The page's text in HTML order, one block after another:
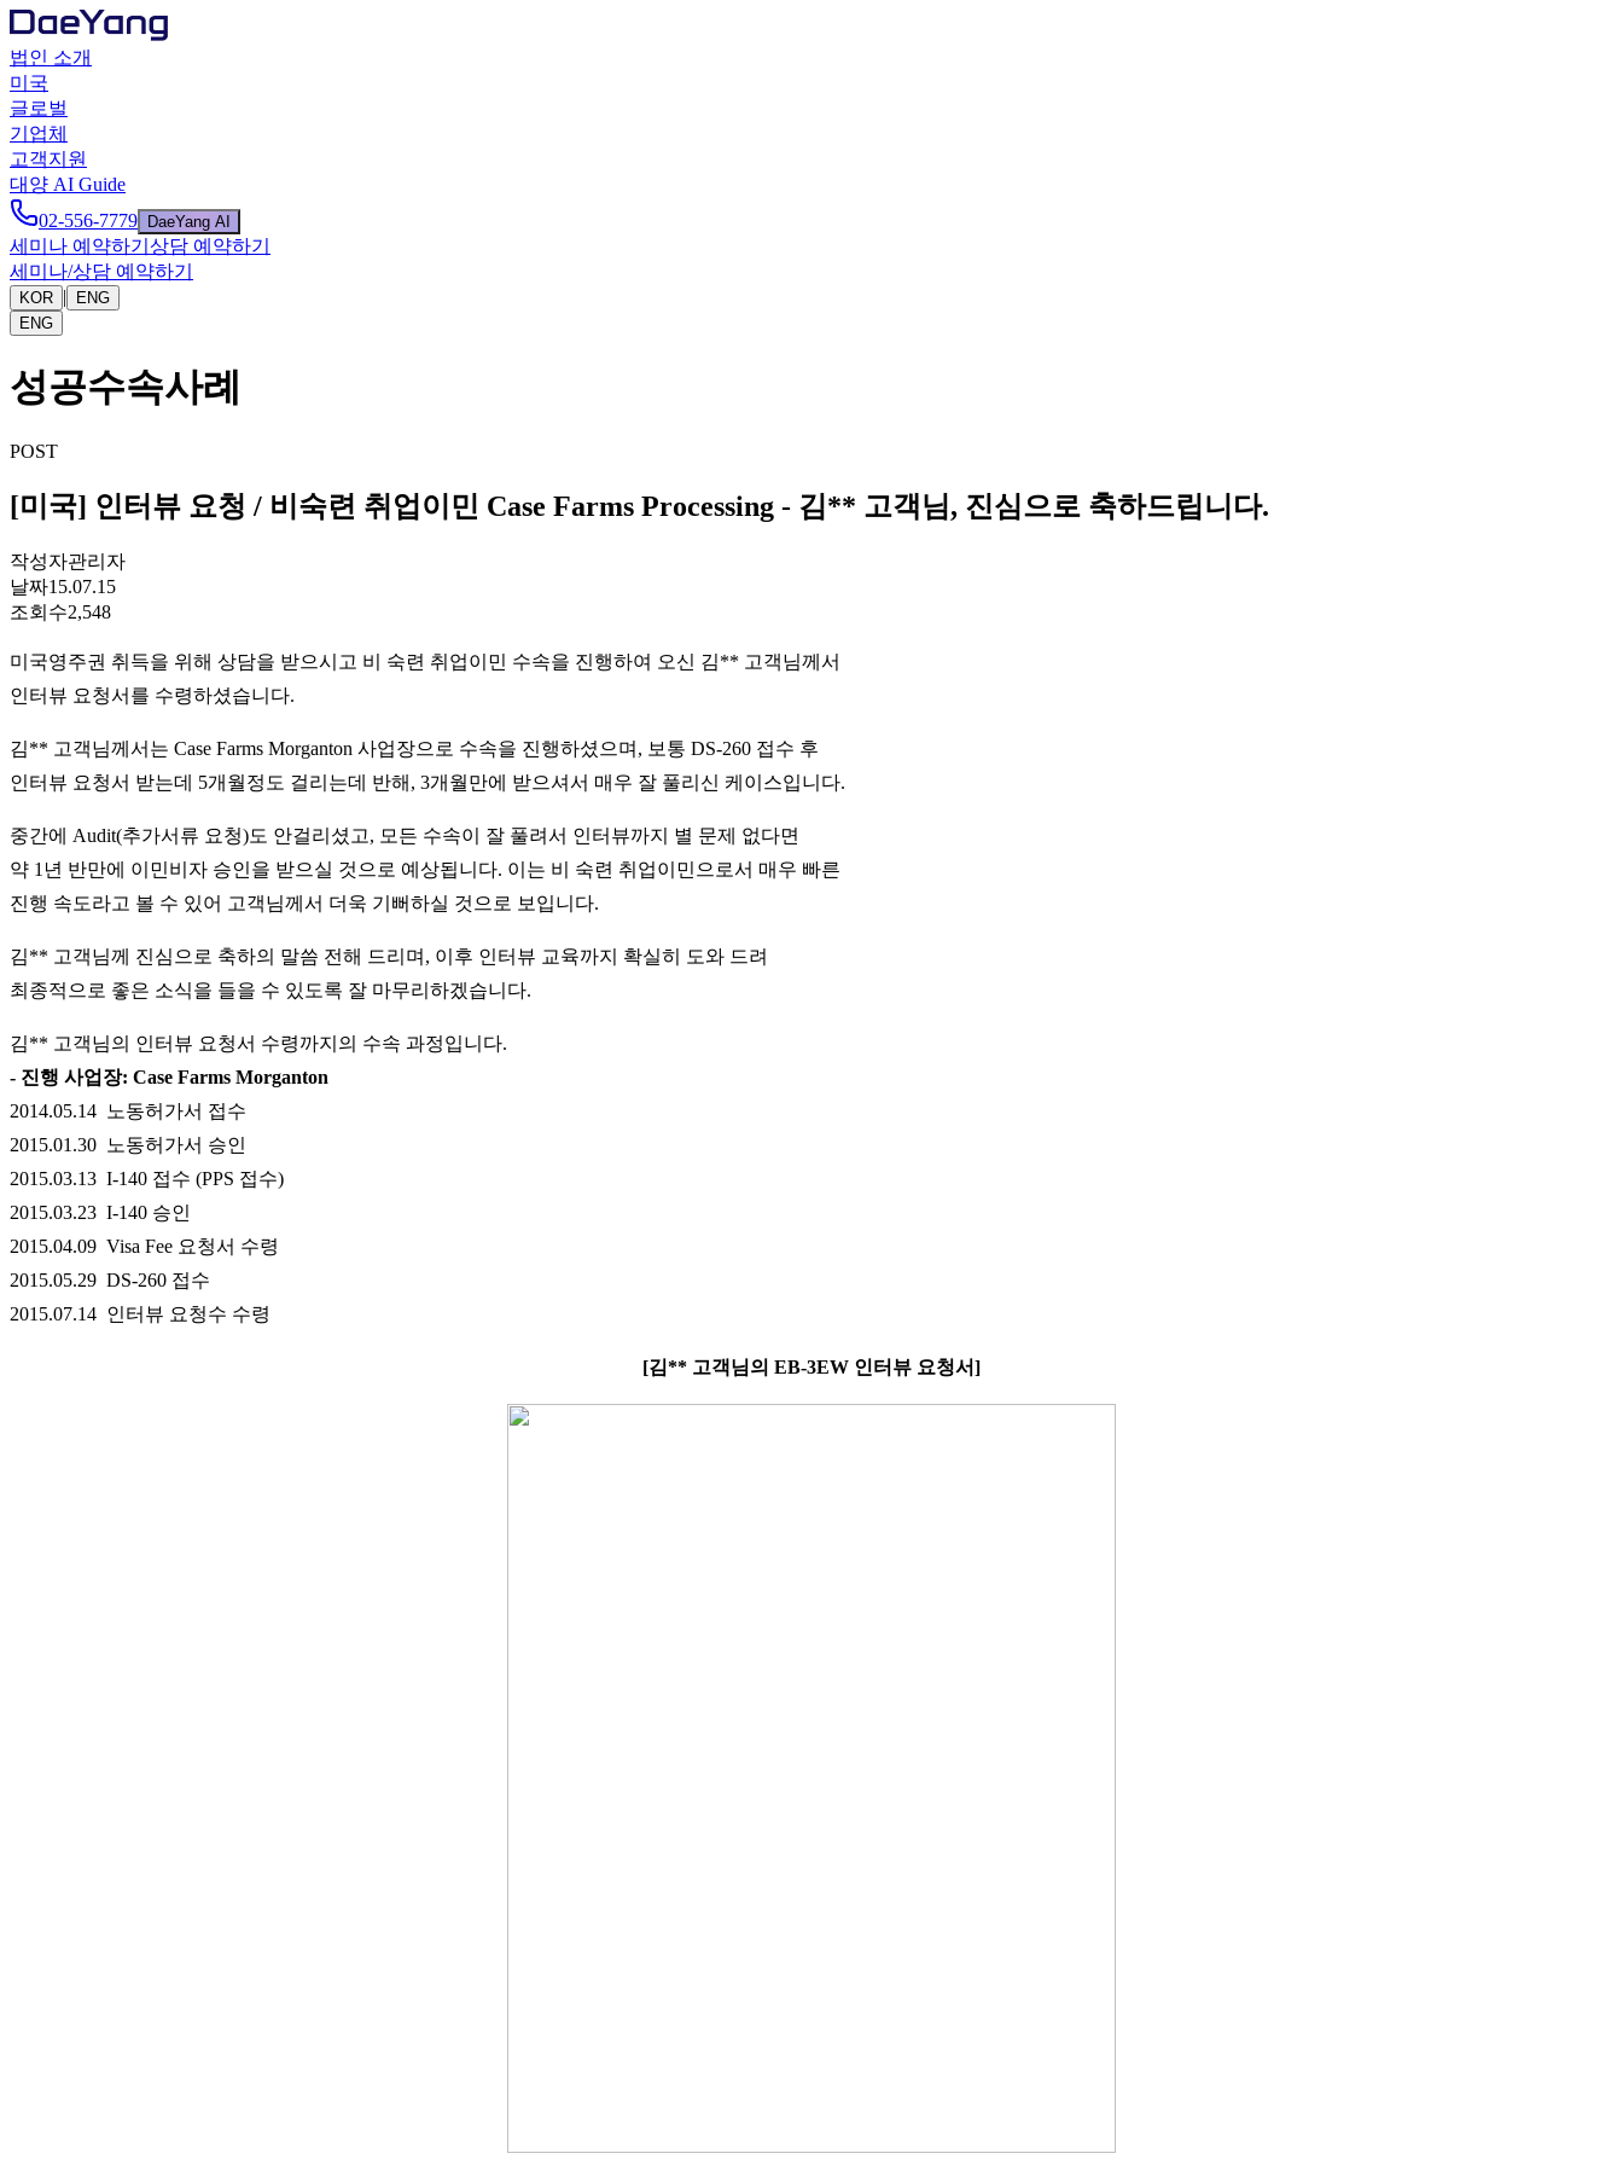
법인 소개
미국
글로벌
기업체
고객지원
대양 AI Guide
02-556-7779
DaeYang AI
세미나 예약하기 상담 예약하기
세미나/상담 예약하기
KOR |
ENG
ENG
성공수속사례
POST
[미국] 인터뷰 요청 / 비숙련 취업이민 Case Farms Processing - 김** 고객님, 진심으로 축하드립니다.
작성자관리자
날짜15.07.15
조회수2,548
미국영주권 취득을 위해 상담을 받으시고 비 숙련 취업이민 수속을 진행하여 오신 김** 고객님께서
인터뷰 요청서를 수령하셨습니다.
김** 고객님께서는 Case Farms Morganton 사업장으로 수속을 진행하셨으며, 보통 DS-260 접수 후
인터뷰 요청서 받는데 5개월정도 걸리는데 반해, 3개월만에 받으셔서 매우 잘 풀리신 케이스입니다.
중간에 Audit(추가서류 요청)도 안걸리셨고, 모든 수속이 잘 풀려서 인터뷰까지 별 문제 없다면
약 1년 반만에 이민비자 승인을 받으실 것으로 예상됩니다. 이는 비 숙련 취업이민으로서 매우 빠른
진행 속도라고 볼 수 있어 고객님께서 더욱 기뻐하실 것으로 보입니다.
김** 고객님께 진심으로 축하의 말씀 전해 드리며, 이후 인터뷰 교육까지 확실히 도와 드려
최종적으로 좋은 소식을 들을 수 있도록 잘 마무리하겠습니다.
김** 고객님의 인터뷰 요청서 수령까지의 수속 과정입니다.
- 진행 사업장: Case Farms Morganton
2014.05.14 노동허가서 접수
2015.01.30 노동허가서 승인
2015.03.13 I-140 접수 (PPS 접수)
2015.03.23 I-140 승인
2015.04.09 Visa Fee 요청서 수령
2015.05.29 DS-260 접수
2015.07.14 인터뷰 요청수 수령
[김** 고객님의 EB-3EW 인터뷰 요청서]